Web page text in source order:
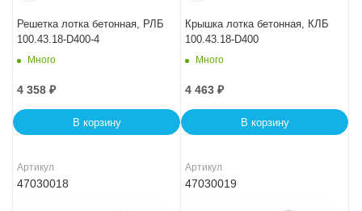
Решетка лотка бетонная, РЛБ
100.43.18-D400-4
Много
4 358 ₽
В корзину
Крышка лотка бетонная, КЛБ
100.43.18-D400
Много
4 463 ₽
В корзину
Артикул
47030018
Артикул
47030019